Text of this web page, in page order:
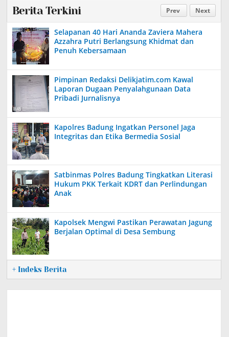
Prev Next
Berita Terkini
Selapanan 40 Hari Ananda Zaviera Mahera
Azzahra Putri Berlangsung Khidmat dan
Penuh Kebersamaan
Pimpinan Redaksi Delikjatim.com Kawal
Laporan Dugaan Penyalahgunaan Data
Pribadi Jurnalisnya
Kapolres Badung Ingatkan Personel Jaga
Integritas dan Etika Bermedia Sosial
Satbinmas Polres Badung Tingkatkan Literasi
Hukum PKK Terkait KDRT dan Perlindungan
Anak
Kapolsek Mengwi Pastikan Perawatan Jagung
Berjalan Optimal di Desa Sembung
+ Indeks Berita